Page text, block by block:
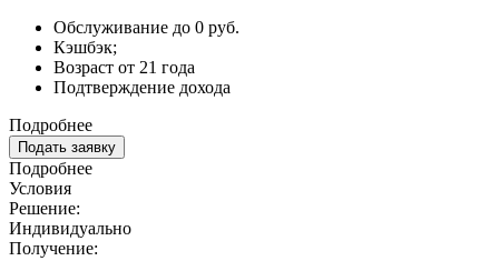
Обслуживание до 0 руб.
Кэшбэк;
Возраст от 21 года
Подтверждение дохода
Подробнее
Подать заявку
Подробнее
Условия
Решение:
Индивидуально
Получение: